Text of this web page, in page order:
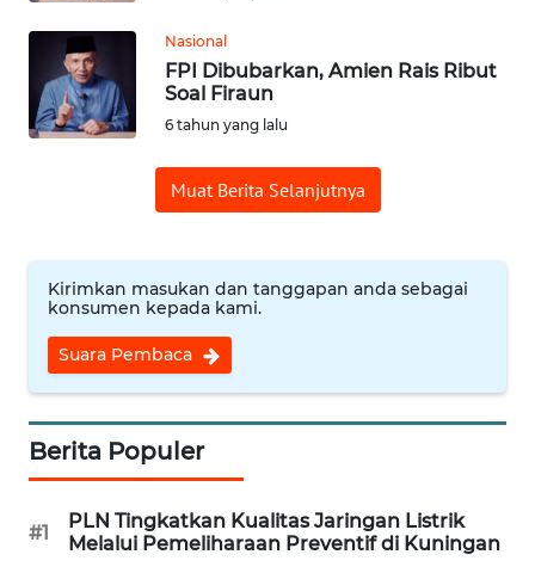
Nasional
FPI Dibubarkan, Amien Rais Ribut
Soal Firaun
6 tahun yang lalu
Muat Berita Selanjutnya
Kirimkan masukan dan tanggapan anda sebagai
konsumen kepada kami.
Suara Pembaca
Berita Populer
#1
PLN Tingkatkan Kualitas Jaringan Listrik
Melalui Pemeliharaan Preventif di Kuningan
WN
SUMEDANG
WN
SERIBU
TANGERANG
BINJAI
CIREBON